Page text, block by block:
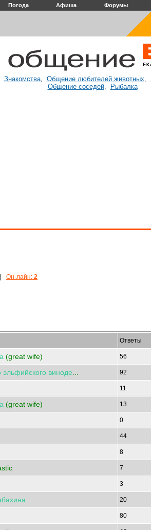
Погода Афиша Форумы
Знакомства, Общение любителей животных,
Общение соседей, Рыбалка
Он-лайн: 2
Ответы
а (great wife) 56
эльфийского виноде 92
11
а (great wife) 13
0
44
8
7
3
20
80